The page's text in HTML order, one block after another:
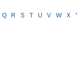
Q R S T U V W X